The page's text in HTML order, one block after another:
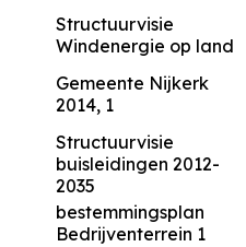
Structuurvisie
Windenergie op land
Gemeente Nijkerk
2014, 1
Structuurvisie
buisleidingen 2012-
2035
bestemmingsplan
Bedrijventerrein 1